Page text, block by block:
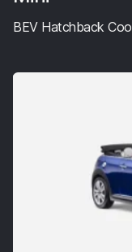
BEV Hatchback